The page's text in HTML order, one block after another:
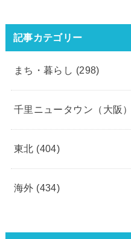
記事カテゴリー
まち・暮らし (298)
千里ニュータウン（大阪）
東北 (404)
海外 (434)